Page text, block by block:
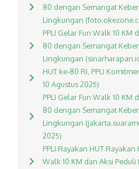
80 dengan Semangat
Lingkungan
PPLI Gelar Fun Walk 10 KM
80 dengan Semangat
Lingkungan
HUT ke-80 RI, PPLI
10 Agustus 2025)
PPLI Gelar Fun Walk 10 KM
80 dengan Semangat
Lingkungan
2025)
PPLI Rayakan HUT Rayakan
Walk 10 KM dan Aksi